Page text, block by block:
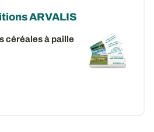
ARVALIS
céréales à paille